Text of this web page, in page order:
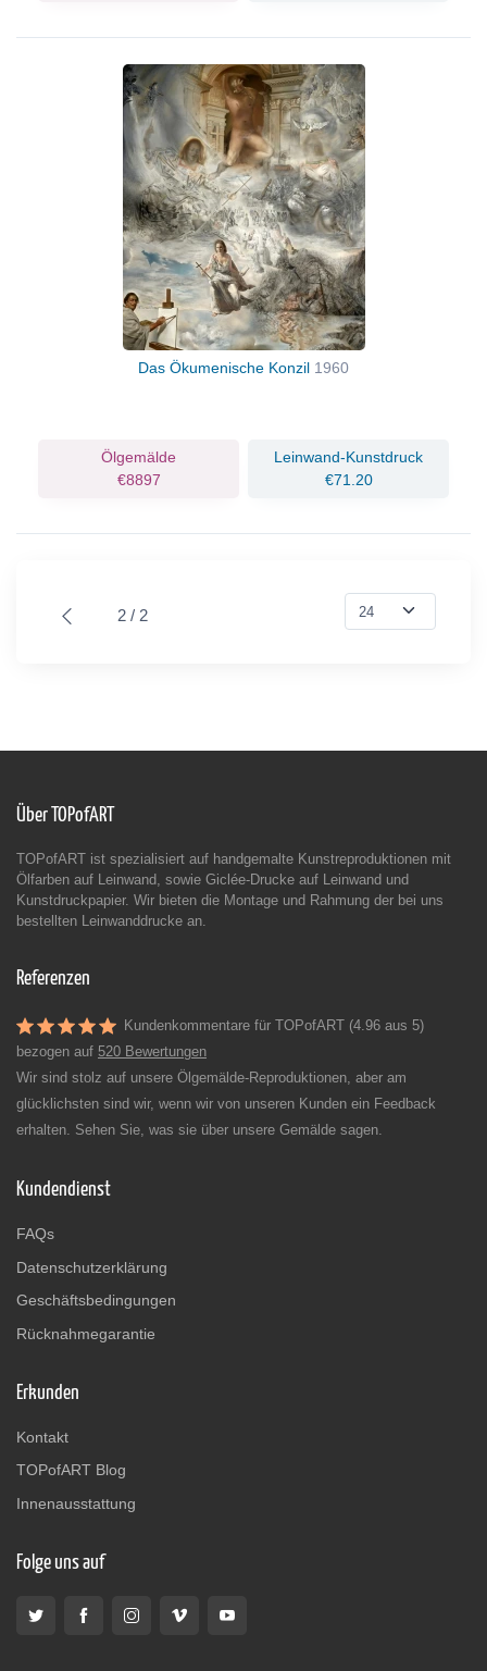
Das Ökumenische Konzil 1960
Ölgemälde
€8897
Leinwand-Kunstdruck
€71.20
2 / 2
Über TOPofART
TOPofART ist spezialisiert auf handgemalte Kunstreproduktionen mit
Ölfarben auf Leinwand, sowie Giclée-Drucke auf Leinwand und
Kunstdruckpapier. Wir bieten die Montage und Rahmung der bei uns
bestellten Leinwanddrucke an.
Referenzen
Kundenkommentare für TOPofART (4.96 aus 5)
bezogen auf 520 Bewertungen
Wir sind stolz auf unsere Ölgemälde-Reproduktionen, aber am
glücklichsten sind wir, wenn wir von unseren Kunden ein Feedback
erhalten. Sehen Sie, was sie über unsere Gemälde sagen.
Kundendienst
FAQs
Datenschutzerklärung
Geschäftsbedingungen
Rücknahmegarantie
Erkunden
Kontakt
TOPofART Blog
Innenausstattung
Folge uns auf